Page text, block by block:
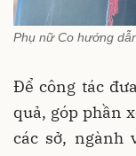
Phụ nữ Co hướng
Để công tác
quả, góp phần
các sở, ngành